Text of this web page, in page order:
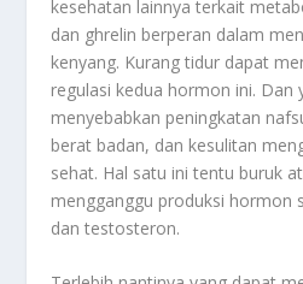
kesehatan lainnya terkait
dan ghrelin berperan dalam
kenyang. Kurang tidur dapat
regulasi kedua hormon ini. Dan
menyebabkan peningkatan
berat badan, dan kesulitan
sehat. Hal satu ini tentu buruk
mengganggu produksi hormon
dan testosteron.